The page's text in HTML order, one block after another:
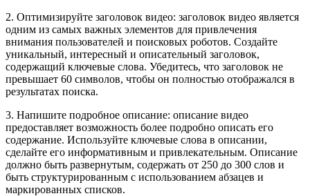
2. Оптимизируйте заголовок видео: заголовок видео является
одним из самых важных элементов для привлечения
внимания пользователей и поисковых роботов. Создайте
уникальный, интересный и описательный заголовок,
содержащий ключевые слова. Убедитесь, что заголовок не
превышает 60 символов, чтобы он полностью отображался в
результатах поиска.
3. Напишите подробное описание: описание видео
предоставляет возможность более подробно описать его
содержание. Используйте ключевые слова в описании,
сделайте его информативным и привлекательным. Описание
должно быть развернутым, содержать от 250 до 300 слов и
быть структурированным с использованием абзацев и
маркированных списков.